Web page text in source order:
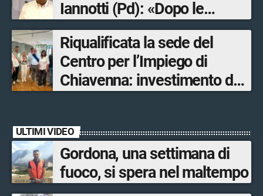
Iannotti (Pd): «Dopo le
Olimpiadi solo un terzo delle
opere sostitutive sarà
ultimato entro il 2026»
Riqualificata la sede del
Centro per l’Impiego di
Chiavenna: investimento da
ULTIMI VIDEO
Gordona, una settimana di
fuoco, si spera nel maltempo